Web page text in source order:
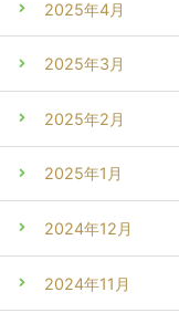
2025年4月
2025年3月
2025年2月
2025年1月
2024年12月
2024年11月